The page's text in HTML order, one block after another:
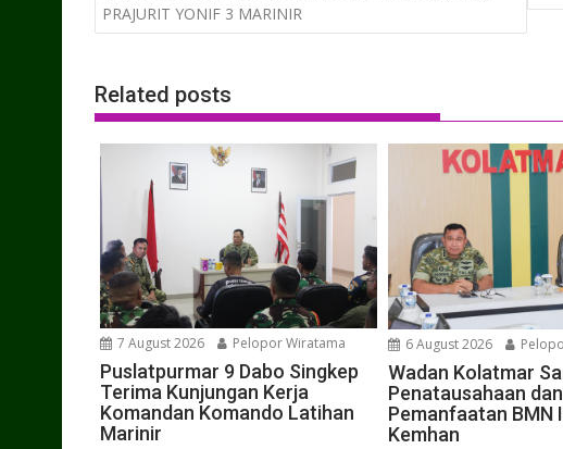
PRAJURIT YONIF 3 MARINIR
Related posts
7 August 2026 Pelopor Wiratama
Puslatpurmar 9 Dabo Singkep
Terima Kunjungan Kerja
Komandan Komando Latihan
Marinir
6 August 2026
Wadan Kolatmar
Penatausahaan dan
Pemanfaatan BMN
Kemhan